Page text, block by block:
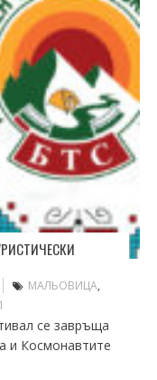
МАЛЬОВИЦА,
се завръща
и Космонавтите